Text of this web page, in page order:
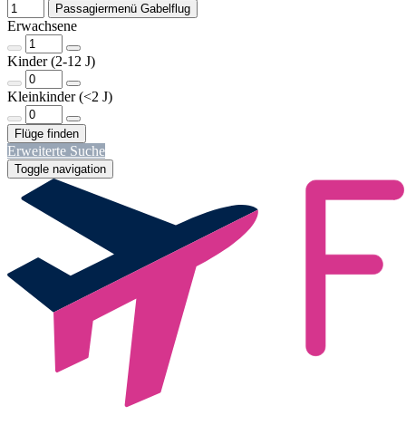
Passagiermenü Gabelflug
Erwachsene
Kinder (2-12 J)
Kleinkinder (<2 J)
Erweiterte Suche
Toggle navigation